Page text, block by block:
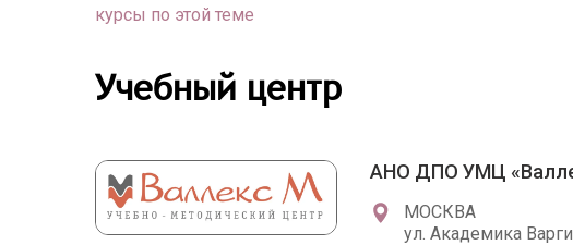
курсы по этой теме
Учебный центр
АНО ДПО УМЦ
МОСКВА
ул. Академика